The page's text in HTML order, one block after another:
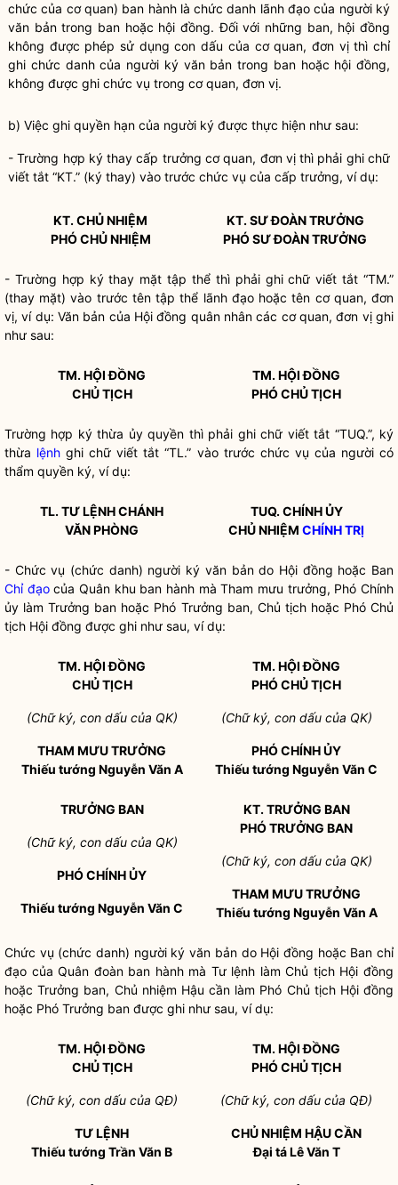
chức của cơ quan) ban hành là chức danh lãnh đạo của người ký
văn bản trong ban hoặc hội đồng. Đối với những ban, hội đồng
không được phép sử dụng con dấu của cơ quan, đơn vị thì chỉ
ghi chức danh của người ký văn bản trong ban hoặc hội đồng,
không được ghi chức vụ trong cơ quan, đơn vị.
b) Việc ghi quyền hạn của người ký được thực hiện như sau:
- Trường hợp ký thay cấp trưởng cơ quan, đơn vị thì phải ghi chữ
viết tắt “KT.” (ký thay) vào trước chức vụ của cấp trưởng, ví dụ:
KT. CHỦ NHIỆM
PHÓ CHỦ NHIỆM
KT. SƯ ĐOÀN TRƯỞNG
PHÓ SƯ ĐOÀN TRƯỞNG
- Trường hợp ký thay mặt tập thể thì phải ghi chữ viết tắt “TM.”
(thay mặt) vào trước tên tập thể lãnh đạo hoặc tên cơ quan, đơn
vị, ví dụ: Văn bản của Hội đồng quân nhân các cơ quan, đơn vị ghi
như sau:
TM. HỘI ĐỒNG
CHỦTỊCH
TM. HỘI ĐỒNG
PHÓ CHỦ TỊCH
Trường hợp ký thừa ủyquyền thì phải ghi chữ viết tắt “TUQ.”, ký
thừa lệnh ghi chữ viết tắt “TL.” vào trước chức vụ của người có
thẩm quyền ký, ví dụ:
TL. TƯ LỆNH CHÁNH
VĂN PHÒNG
TUQ. CHÍNH ỦY
CHỦ NHIỆM CHÍNH TRỊ
- Chức vụ (chức danh) người ký văn bản do Hội đồng hoặc Ban
Chỉ đạocủa Quân khu ban hành mà Tham mưu trưởng, Phó Chính
ủy làm Trưởng ban hoặc Phó Trưởng ban, Chủ tịch hoặc Phó Chủ
tịch Hội đồng được ghi như sau, ví dụ:
TM. HỘI ĐỒNG
CHỦ TỊCH
(Chữ ký, con dấu của QK)
THAM MƯU TRƯỞNG
Thiếu tướng Nguyễn Văn A
TM. HỘI ĐỒNG
PHÓ CHỦ TỊCH
(Chữ ký, con dấu của QK)
PHÓ CHÍNH ỦY
Thiếu tướng Nguyễn Văn C
TRƯỞNG BAN
(Chữ ký, con dấu của QK)
PHÓ CHÍNH ỦY
Thiếu tướng Nguyễn Văn C
KT. TRƯỞNG BAN
PHÓ TRƯỞNG BAN
(Chữ ký, con dấu của QK)
THAM MƯU TRƯỞNG
Thiếu tướng Nguyễn Văn A
Chức vụ (chức danh) người ký văn bản do Hội đồng hoặc Ban chỉ
đạo của Quân đoàn ban hành mà Tư lệnh làm Chủ tịch Hội đồng
hoặc Trưởng ban, Chủ nhiệm Hậu cần làm Phó Chủ tịch Hội đồng
hoặc Phó Trưởng ban được ghi như sau, ví dụ:
TM. HỘI ĐỒNG
CHỦTỊCH
(Chữ ký, con dấu của QĐ)
TƯ LỆNH
Thiếu tướng Trần Văn B
TM. HỘI ĐỒNG
PHÓ CHỦ TỊCH
(Chữ ký, con dấu của QĐ)
CHỦ NHIỆM HẬU CẦN
Đại tá Lê Văn T